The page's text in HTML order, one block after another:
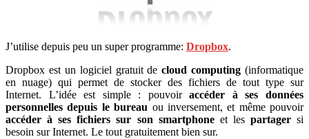
J’utilise depuis peu un super programme: Dropbox.
Dropbox est un logiciel gratuit decloud computing (informatique
en nuage) qui permet de stocker des fichiers de tout type sur
Internet. L’idée est simple : pouvoiraccéder à ses données
personnelles depuis le bureau ou inversement, et même pouvoir
accéder à ses fichiers sur son smartphoneet les partagersi
besoin sur Internet. Le tout gratuitement bien sur.